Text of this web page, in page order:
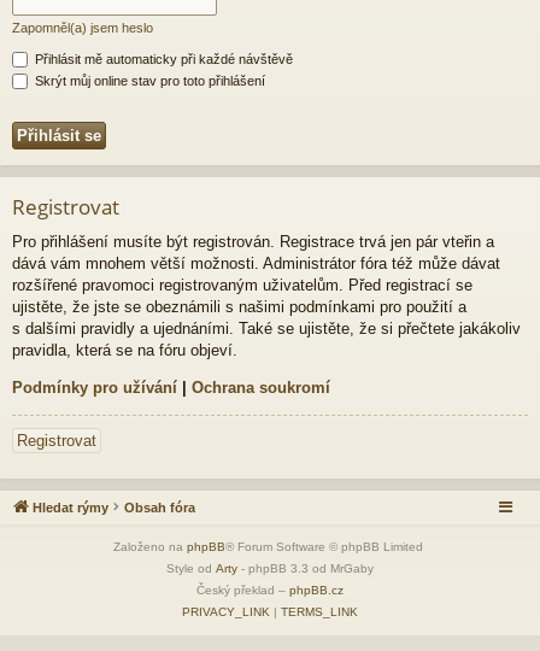
Zapomněl(a) jsem heslo
Přihlásit mě automaticky při každé návštěvě
Skrýt můj online stav pro toto přihlášení
Registrovat
Pro přihlášení musíte být registrován. Registrace trvá jen pár vteřin a
dává vám mnohem větší možnosti. Administrátor fóra též může dávat
rozšířené pravomoci registrovaným uživatelům. Před registrací se
ujistěte, že jste se obeznámili s našimi podmínkami pro použití a
s dalšími pravidly a ujednáními. Také se ujistěte, že si přečtete jakákoliv
pravidla, která se na fóru objeví.
Podmínky pro užívání | Ochrana soukromí
Registrovat
Hledat rýmy Obsah fóra
Založeno na phpBB® Forum Software © phpBB Limited
Style od Arty - phpBB 3.3 od MrGaby
Český překlad – phpBB.cz
PRIVACY_LINK | TERMS_LINK